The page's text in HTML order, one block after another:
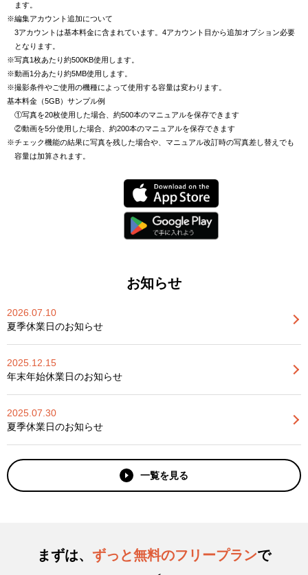
ます。
※編集アカウント追加について
3アカウントは基本料金に含まれています。4アカウント目から追加オプション必要
となります。
※写真1枚あたり約500KB使用します。
※動画1分あたり約5MB使用します。
※撮影条件やご使用の機種によって使用する容量は変わります。
基本料金（5GB）サンプル例
①写真を20枚使用した場合、約500本のマニュアルを保存できます
②動画を5分使用した場合、約200本のマニュアルを保存できます
※チェック機能の結果に写真を残した場合や、マニュアル改訂時の写真差し替えでも
容量は加算されます。
お知らせ
2026.07.10
夏季休業日のお知らせ
2025.12.15
年末年始休業日のお知らせ
2025.07.30
夏季休業日のお知らせ
一覧を見る
まずは、 ずっと無料のフリープランで